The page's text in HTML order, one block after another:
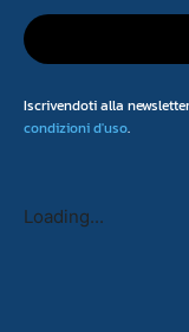
Iscrivendoti alla
condizioni d'uso.
Loading...